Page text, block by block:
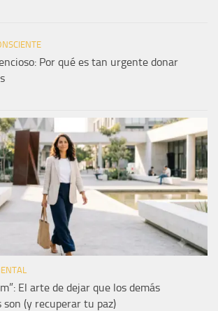
Por qué es tan urgente donar
El arte de dejar que los demás
(y recuperar tu paz)